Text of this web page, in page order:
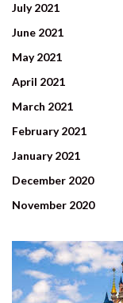
July 2021
June 2021
May 2021
April 2021
March 2021
February 2021
January 2021
December 2020
November 2020